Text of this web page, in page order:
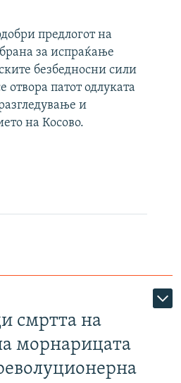
предлогот на
за испраќање
безбедносни сили
отвора патот одлуката
и
на Косово.
смртта на
морнарицата